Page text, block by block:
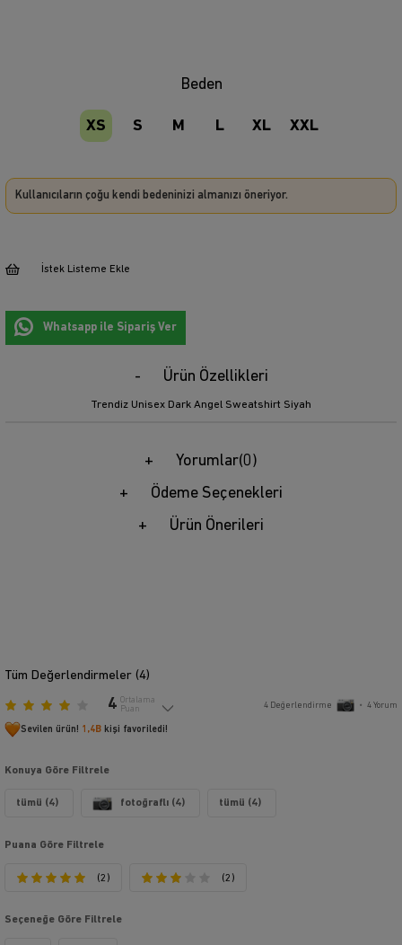
Beden
XS S M L XL XXL
Kullanıcıların çoğu kendi bedeninizi almanızı öneriyor.
İstek Listeme Ekle
Whatsapp ile Sipariş Ver
Ürün Özellikleri
Trendiz Unisex Dark Angel Sweatshirt Siyah
Yorumlar(0)
Ödeme Seçenekleri
Ürün Önerileri
Tüm Değerlendirmeler (4)
4 Ortalama
Puan
4 Değerlendirme • 4Yorum
Sevilen ürün! 1,4B kişi favoriledi!
Konuya Göre Filtrele
tümü (4) fotoğraflı (4) tümü (4)
Puana Göre Filtrele
(2) (2)
Seçeneğe Göre Filtrele